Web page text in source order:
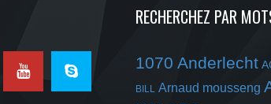
RECHERCHEZ PAR
1070 Anderlecht
BILL Arnaud mousseng